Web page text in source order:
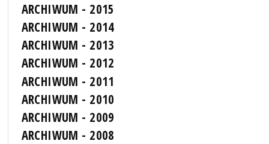
ARCHIWUM - 2015
ARCHIWUM - 2014
ARCHIWUM - 2013
ARCHIWUM - 2012
ARCHIWUM - 2011
ARCHIWUM - 2010
ARCHIWUM - 2009
ARCHIWUM - 2008